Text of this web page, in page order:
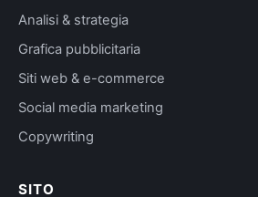
Analisi & strategia
Grafica pubblicitaria
Siti web & e-commerce
Social media marketing
Copywriting
SITO